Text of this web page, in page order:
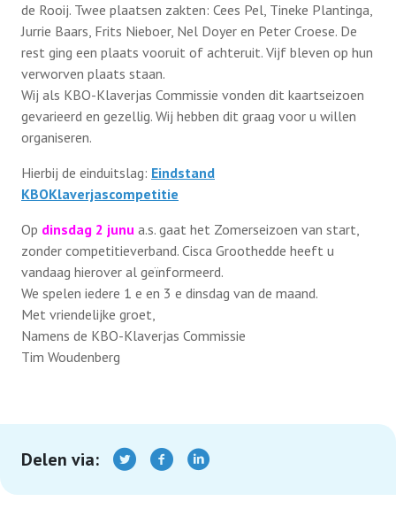
de Rooij. Twee plaatsen zakten: Cees Pel, Tineke Plantinga,
Jurrie Baars, Frits Nieboer, Nel Doyer en Peter Croese. De
rest ging een plaats vooruit of achteruit. Vijf bleven op hun
verworven plaats staan.
Wij als KBO-Klaverjas Commissie vonden dit kaartseizoen
gevarieerd en gezellig. Wij hebben dit graag voor u willen
organiseren.
Hierbij de einduitslag: Eindstand
KBOKlaverjascompetitie
Op dinsdag 2 junu a.s. gaat het Zomerseizoen van start,
zonder competitieverband. Cisca Groothedde heeft u
vandaag hierover al geïnformeerd.
We spelen iedere 1 e en 3 e dinsdag van de maand.
Met vriendelijke groet,
Namens de KBO-Klaverjas Commissie
Tim Woudenberg
Delen via: